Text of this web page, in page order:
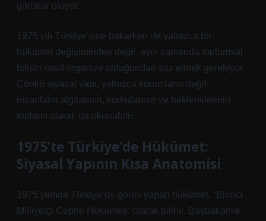
görünür oluyor.
1975 yılı Türkiye’sine bakarken de yalnızca bir
hükümet değişiminden değil, aynı zamanda toplumsal
bilişin nasıl organize olduğundan söz etmek gerekiyor.
Çünkü siyasal yapı, yalnızca kurumların değil;
insanların algılarının, korkularının ve beklentilerinin
toplamı olarak da okunabilir.
1975’te Türkiye’de Hükümet:
Siyasal Yapının Kısa Anatomisi
1975 yılında Türkiye’de görev yapan hükümet, “Birinci
Milliyetçi Cephe Hükümeti” olarak bilinir. Başbakanlık